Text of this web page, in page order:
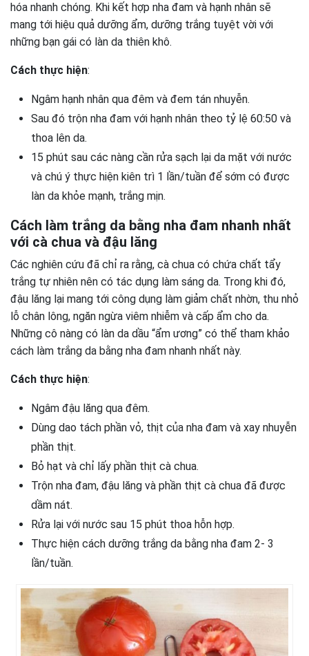
hóa nhanh chóng. Khi kết hợp nha đam và hạnh nhân sẽ
mang tới hiệu quả dưỡng ẩm, dưỡng trắng tuyệt vời với
những bạn gái có làn da thiên khô.
Cách thực hiện:
Ngâm hạnh nhân qua đêm và đem tán nhuyễn.
Sau đó trộn nha đam với hạnh nhân theo tỷ lệ 60:50 và
thoa lên da.
15 phút sau các nàng cần rửa sạch lại da mặt với nước
và chú ý thực hiện kiên trì 1 lần/tuần để sớm có được
làn da khỏe mạnh, trắng mịn.
Cách làm trắng da bằng nha đam nhanh nhất
với cà chua và đậu lăng
Các nghiên cứu đã chỉ ra rằng, cà chua có chứa chất tẩy
trắng tự nhiên nên có tác dụng làm sáng da. Trong khi đó,
đậu lăng lại mang tới công dụng làm giảm chất nhờn, thu nhỏ
lỗ chân lông, ngăn ngừa viêm nhiễm và cấp ẩm cho da.
Những cô nàng có làn da dầu “ẩm ương” có thể tham khảo
cách làm trắng da bằng nha đam nhanh nhất này.
Cách thực hiện:
Ngâm đậu lăng qua đêm.
Dùng dao tách phần vỏ, thịt của nha đam và xay nhuyễn
phần thịt.
Bỏ hạt và chỉ lấy phần thịt cà chua.
Trộn nha đam, đậu lăng và phần thịt cà chua đã được
dầm nát.
Rửa lại với nước sau 15 phút thoa hỗn hợp.
Thực hiện cách dưỡng trắng da bằng nha đam 2- 3
lần/tuần.